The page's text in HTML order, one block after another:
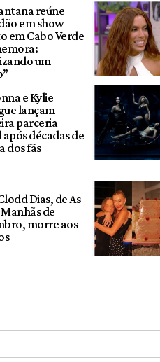
reúne
em show
em Cabo Verde
um
e Kylie
lançam
parceria
após décadas de
dos fãs
Dias, de As
Manhãs de
morre aos